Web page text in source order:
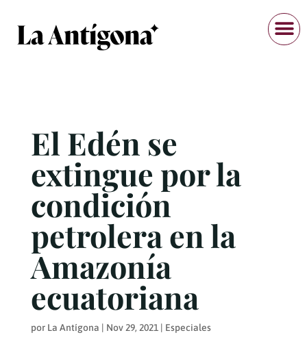
El Edén se
extingue por la
condición
petrolera en la
Amazonía
ecuatoriana
por La Antígona | Nov 29, 2021| Especiales